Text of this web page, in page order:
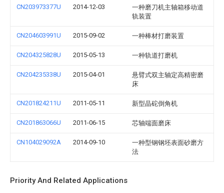
CN203973377U 2014-12-03
一种磨刀机主轴箱移动道
轨装置
CN204603991U 2015-09-02 一种棒材打磨装置
CN204325828U 2015-05-13 一种轨道打磨机
CN204235338U 2015-04-01
悬臂式双主轴定高精密磨
床
CN201824211U 2011-05-11 新型晶砣倒角机
CN201863066U 2011-06-15 芯轴端面磨床
CN104029092A 2014-09-10
一种型钢钢坯表面砂磨方
法
Priority And Related Applications